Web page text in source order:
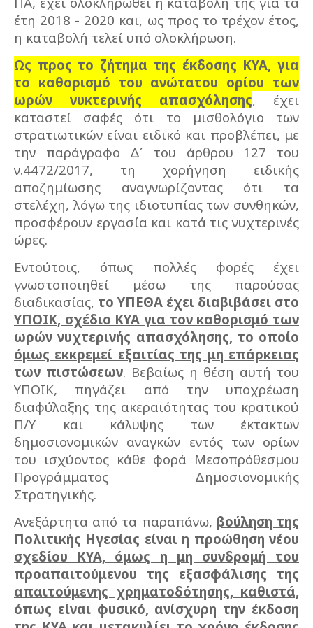
έτη 2018 - 2020 και, ως προς το τρέχον έτος,
η καταβολή τελεί υπό ολοκλήρωση.
Ως προς το ζήτημα της έκδοσης ΚΥΑ, για
το καθορισμό του ανώτατου ορίου των
ωρών νυκτερινής απασχόλησης, έχει
καταστεί σαφές ότι το μισθολόγιο των
στρατιωτικών είναι ειδικό και προβλέπει, με
την παράγραφο Δ΄ του άρθρου 127 του
ν.4472/2017, τη χορήγηση ειδικής
αποζημίωσης αναγνωρίζοντας ότι τα
στελέχη, λόγω της ιδιοτυπίας των συνθηκών,
προσφέρουν εργασία και κατά τις νυχτερινές
ώρες.
Εντούτοις, όπως πολλές φορές έχει
γνωστοποιηθεί μέσω της παρούσας
διαδικασίας, το ΥΠΕΘΑ έχει διαβιβάσει στο
ΥΠΟΙΚ, σχέδιο ΚΥΑ για τον καθορισμό των
ωρών νυχτερινής απασχόλησης, το οποίο
όμως εκκρεμεί εξαιτίας της μη επάρκειας
των πιστώσεων. Βεβαίως η θέση αυτή του
ΥΠΟΙΚ, πηγάζει από την υποχρέωση
διαφύλαξης της ακεραιότητας του κρατικού
Π/Υ και κάλυψης των έκτακτων
δημοσιονομικών αναγκών εντός των ορίων
του ισχύοντος κάθε φορά Μεσοπρόθεσμου
Προγράμματος Δημοσιονομικής
Στρατηγικής.
Ανεξάρτητα από τα παραπάνω, βούληση της
Πολιτικής Ηγεσίας είναι η προώθηση νέου
σχεδίου ΚΥΑ, όμως η μη συνδρομή του
προαπαιτούμενου της εξασφάλισης της
απαιτούμενης χρηματοδότησης, καθιστά,
όπως είναι φυσικό, ανίσχυρη την έκδοση